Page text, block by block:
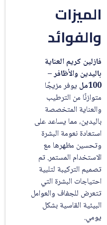
الميزات
والفوائد
فازلين كريم العناية
باليدين والأظافر –
100مل
يوفر مزيجًا
متوازنًا من الترطيب
والعناية المتخصصة
باليدين، مما يساعد على
استعادة نعومة البشرة
وتحسين مظهرها مع
الاستخدام المستمر. تم
تصميم التركيبة لتلبية
احتياجات البشرة التي
تتعرض للجفاف والعوامل
البيئية القاسية بشكل
يومي.